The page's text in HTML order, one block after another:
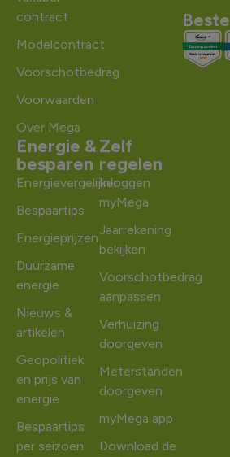
contract
Modelcontract
Voorschotbedrag
Voorwaarden
Over Mega
Energie &
besparen
Energievergelijker
Bespaartips
Energieprijzen
Duurzame
energie
Nieuws &
artikelen
Geopolitiek
en prijs van
energie
Bespaartips
per seizoen
Zelf
regelen
Inloggen
myMega
Jaarrekening
bekijken
Voorschotbedrag
aanpassen
Verhuizing
doorgeven
Meterstanden
doorgeven
myMega app
Download de